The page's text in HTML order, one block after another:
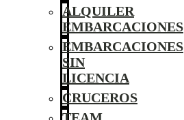
ALQUILER
EMBARCACIONES
EMBARCACIONES
SIN
LICENCIA
CRUCEROS